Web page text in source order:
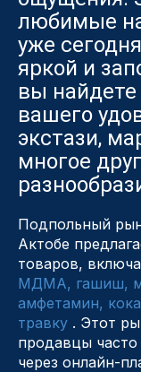
любимые
уже
яркой и
вы найдете
вашего
экстази,
многое
Подпольный
Актобе
товаров,
МДМА, гашиш,
амфетамин,
травку . Этот
продавцы
через онлайн-